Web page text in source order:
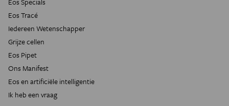
Eos Tracé
Iedereen Wetenschapper
Grijze cellen
Eos Pipet
Ons Manifest
Eos en artificiële intelligentie
Ik heb een vraag